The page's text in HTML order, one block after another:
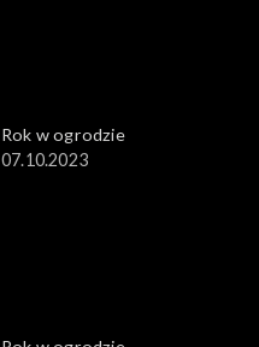
Rok w ogrodzie
07.10.2023